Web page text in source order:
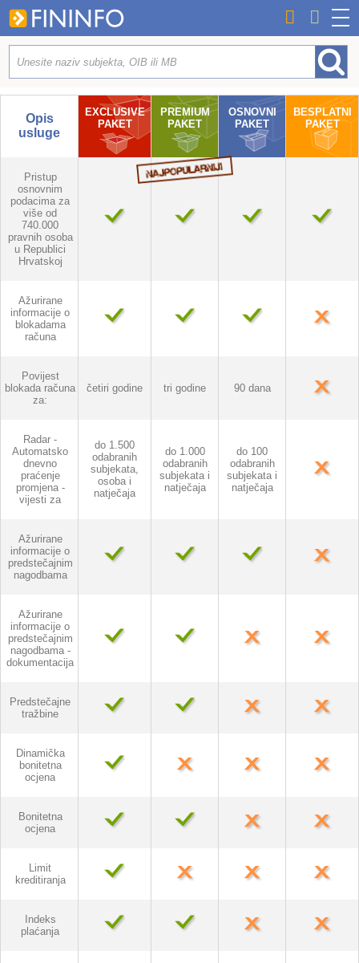
Opis
usluge
EXCLUSIVE
PAKET
PREMIUM
PAKET
OSNOVNI
PAKET
BESPLATNI
PAKET
Pristup
osnovnim
podacima za
više od
740.000
pravnih osoba
u Republici
Hrvatskoj
Ažurirane
informacije o
blokadama
računa
Povijest
blokada računa
za:
četiri godine tri godine 90 dana
Radar -
Automatsko
dnevno
praćenje
promjena -
vijesti za
do 1.500
odabranih
subjekata,
osoba i
natječaja
do 1.000
odabranih
subjekata i
natječaja
do 100
odabranih
subjekata i
natječaja
Ažurirane
informacije o
predstečajnim
nagodbama
Ažurirane
informacije o
predstečajnim
nagodbama -
dokumentacija
Predstečajne
tražbine
Dinamička
bonitetna
ocjena
Bonitetna
ocjena
Limit
kreditiranja
Indeks
plaćanja